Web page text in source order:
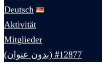
Deutsch
Aktivität
Mitglieder
#12877 (بدون عنوان)